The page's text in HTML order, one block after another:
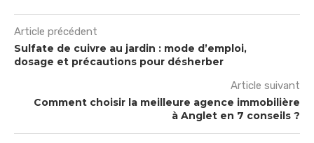
Article précédent
Sulfate de cuivre au jardin : mode d’emploi,
dosage et précautions pour désherber
Article suivant
Comment choisir la meilleure agence immobilière
à Anglet en 7 conseils ?